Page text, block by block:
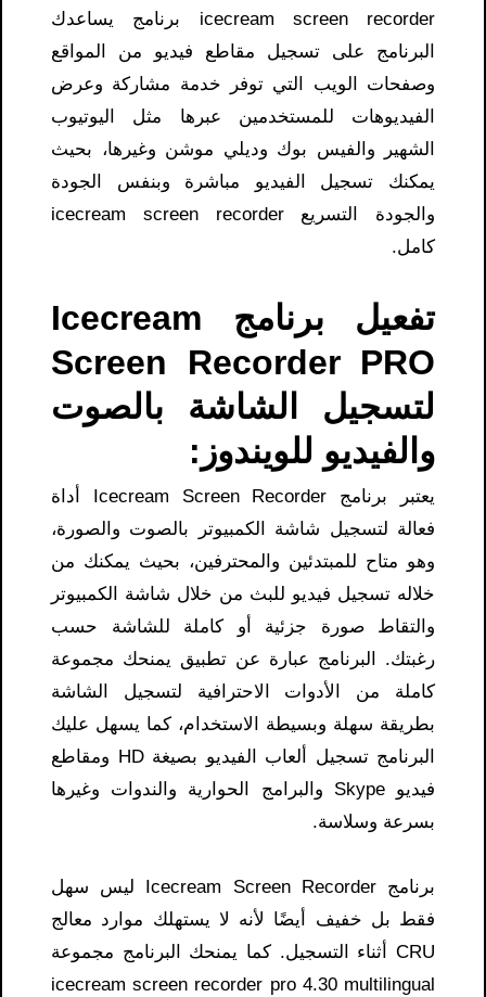
icecream screen recorder برنامج يساعدك
البرنامج على تسجيل مقاطع فيديو من المواقع
وصفحات الويب التي توفر خدمة مشاركة وعرض
الفيديوهات للمستخدمين عبرها مثل اليوتيوب
الشهير والفيس بوك وديلي موشن وغيرها، بحيث
يمكنك تسجيل الفيديو مباشرة وبنفس الجودة
والجودة التسريع icecream screen recorder
كامل.
تفعيل برنامج Icecream
Screen Recorder PRO
لتسجيل الشاشة بالصوت
والفيديو للويندوز:
يعتبر برنامج Icecream Screen Recorder أداة
فعالة لتسجيل شاشة الكمبيوتر بالصوت والصورة،
وهو متاح للمبتدئين والمحترفين، بحيث يمكنك من
خلاله تسجيل فيديو للبث من خلال شاشة الكمبيوتر
والتقاط صورة جزئية أو كاملة للشاشة حسب
رغبتك. البرنامج عبارة عن تطبيق يمنحك مجموعة
كاملة من الأدوات الاحترافية لتسجيل الشاشة
بطريقة سهلة وبسيطة الاستخدام، كما يسهل عليك
البرنامج تسجيل ألعاب الفيديو بصيغة HD ومقاطع
فيديو Skype والبرامج الحوارية والندوات وغيرها
بسرعة وسلاسة.
برنامج Icecream Screen Recorder ليس سهل
فقط بل خفيف أيضًا لأنه لا يستهلك موارد معالج
CRU أثناء التسجيل. كما يمنحك البرنامج مجموعة
icecream screen recorder pro 4.30 multilingual